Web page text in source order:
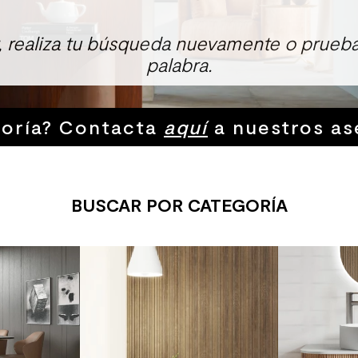
realiza tu búsqueda nuevamente o
palabra.
Contacta aquía nuestros
ENCONTRAMOS ESTO PARA TI
-59%
Queen con
mm 2
THE SALE -41%
Crest
Adhesivo Porcelanato
Crest Doble Acción Gris 20
Stock Disponible
6.990 /un
THE SALE
Fanaloza
WC One
Asiento
Descarga a
Stock
119.990/
175.490/un